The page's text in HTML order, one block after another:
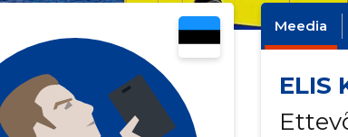
Meedia
ELIS